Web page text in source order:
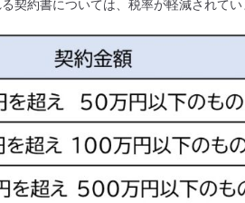
契約書については、税率が軽減されてい